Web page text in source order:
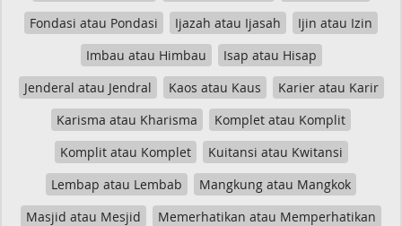
Fondasi atau Pondasi
Ijazah atau Ijasah
Ijin atau Izin
Imbau atau Himbau
Isap atau Hisap
Jenderal atau Jendral
Kaos atau Kaus
Karier atau Karir
Karisma atau Kharisma
Komplet atau Komplit
Komplit atau Komplet
Kuitansi atau Kwitansi
Lembap atau Lembab
Mangkung atau Mangkok
Masjid atau Mesjid
Memerhatikan atau Memperhatikan